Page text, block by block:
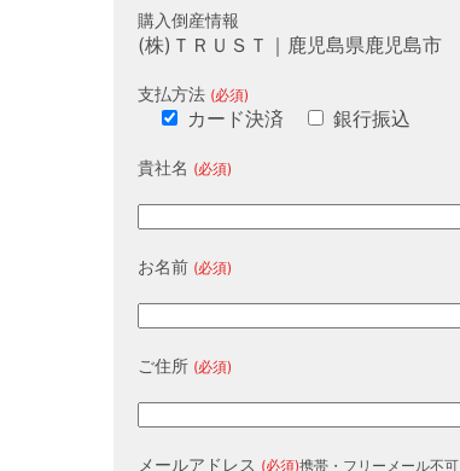
購入倒産情報
(株)ＴＲＵＳＴ｜鹿児島県鹿児島市
支払方法 (必須)
カード決済 銀行振込
貴社名 (必須)
お名前 (必須)
ご住所 (必須)
メールアドレス (必須)携帯・フリーメール不可